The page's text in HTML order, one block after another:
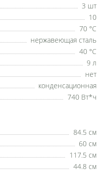
3 шт
10
70 °C
нержавеющая сталь
40 °C
9 л
нет
конденсационная
740 Вт*ч
84.5 см
60 см
117.5 см
44.8 см